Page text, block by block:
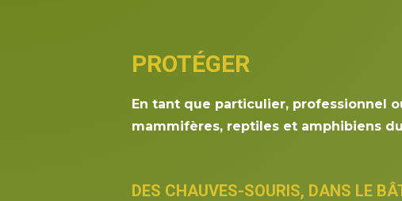
PROTÉGER
En tant que particulier, professionnel
mammifères, reptiles et amphibiens
DES CHAUVES-SOURIS, DANS LE